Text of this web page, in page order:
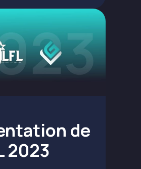
de
2023